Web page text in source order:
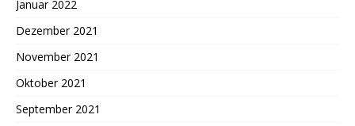
Januar 2022
Dezember 2021
November 2021
Oktober 2021
September 2021